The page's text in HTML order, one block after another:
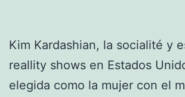
Kim Kardashian, la socialité y
reallity shows en Estados
elegida como la mujer con el